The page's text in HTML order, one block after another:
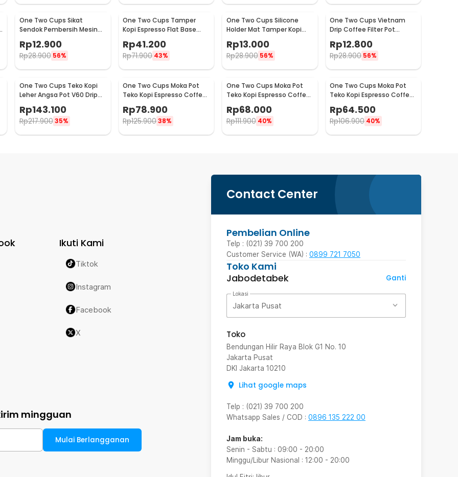
One Two Cups Sikat
Sendok Pembersih Mesin
Kopi Espresso 2in1 - 8809
Rp12.900
Rp28.900 56%
One Two Cups Tamper
Kopi Espresso Flat Base
Stainless Steel 51mm -
SS51
Rp41.200
Rp71.900 43%
One Two Cups Silicone
Holder Mat Tamper Kopi
Espresso Barista - 0310
Rp13.000
Rp28.900 56%
One Two Cups Vietnam
Drip Coffee Filter Pot
Saringan Kopi 124ml 7Q -
LC1
Rp12.800
Rp28.900 56%
One Two Cups Teko Kopi
Leher Angsa Pot V60 Drip
Kettle 960ml - RF-15
Rp143.100
Rp217.900 35%
One Two Cups Moka Pot
Teko Kopi Espresso Coffee
Maker Stovetop 6 Cup
300ml - Z21
Rp78.900
Rp125.90038%
One Two Cups Moka Pot
Teko Kopi Espresso Coffee
Maker Stovetop 4 Cup
200ml - Z21
Rp68.000
Rp111.900 40%
One Two Cups Moka Pot
Teko Kopi Espresso Coffee
Maker Stovetop 2 Cup
100ml - Z21
Rp64.500
Rp106.900 40%
Contact Center
Pembelian Online
Telp : (021) 39 700 200
Customer Service (WA) : 0899 721 7050
Toko Kami
Jabodetabek
Ganti
Lokasi
Jakarta Pusat
Toko
Bendungan Hilir Raya Blok G1 No. 10
Jakarta Pusat
DKI Jakarta 10210
Lihat google maps
Telp : (021) 39 700 200
Whatsapp Sales / COD : 0896 135 222 00
Jam buka:
Senin - Sabtu : 09:00 - 20:00
Minggu/Libur Nasional : 12:00 - 20:00
Ikuti Kami
Tiktok
Instagram
Facebook
X
mingguan
Mulai Berlangganan